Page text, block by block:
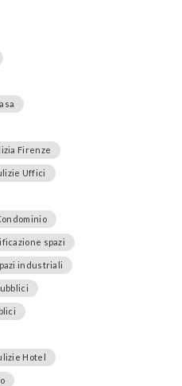
Firenze
Uffici
spazi
industriali
Hotel